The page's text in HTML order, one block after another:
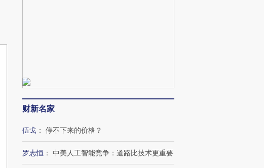
财新名家
伍戈 ： 停不下来的价格？
罗志恒 ： 中美人工智能竞争：道路比技术更重要